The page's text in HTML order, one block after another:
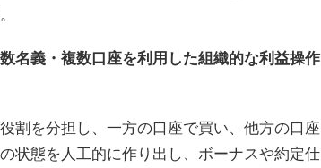
名義・複数口座を利用した組織的な利益操作
割を分担し、一方の口座で買い、他方の口座
状態を人工的に作り出し、ボーナスや約定仕